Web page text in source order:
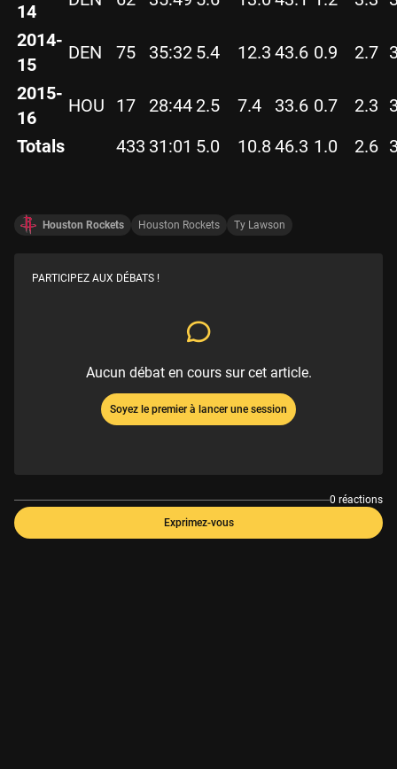
14
2014-
15
DEN 75 35:32 5.4 12.3 43.6 0.9 2.7
2015-
16
HOU 17 28:44 2.5 7.4 33.6 0.7 2.3
Totals
433 31:01 5.0 10.846.3 1.0 2.6
Houston Rockets Houston Rockets Ty Lawson
PARTICIPEZ AUX DÉBATS !
Aucun débat en cours sur cet article.
Soyez le premier à lancer une session
0 réactions
Exprimez-vous